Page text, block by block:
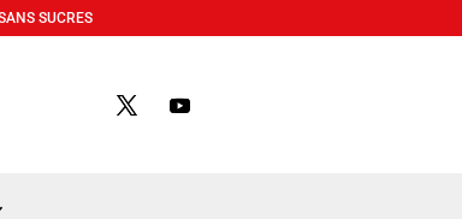
SUCRES